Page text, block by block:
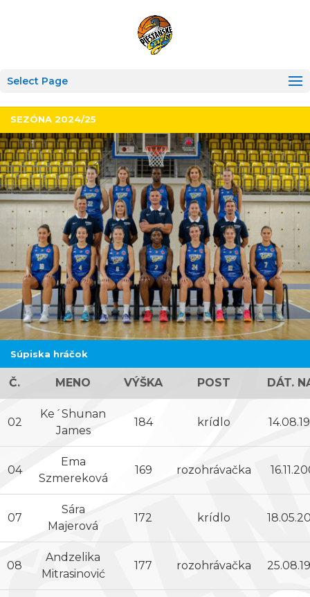
Select Page
SEZÓNA 2024/25
Súpiska hráčok
Č. MENO VÝŠKA POST DÁT.
02
Ke´Shunan
James
184 krídlo
04
Ema
Szmereková
169 rozohrávačka
07
Sára
Majerová
172 krídlo
08
Andzelika
Mitrasinović
177 rozohrávačka